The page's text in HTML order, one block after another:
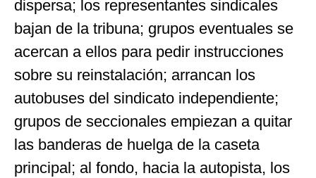
dispersa; los representantes sindicales
bajan de la tribuna; grupos eventuales se
acercan a ellos para pedir instrucciones
sobre su reinstalación; arrancan los
autobuses del sindicato independiente;
grupos de seccionales empiezan a quitar
las banderas de huelga de la caseta
principal; al fondo, hacia la autopista, los